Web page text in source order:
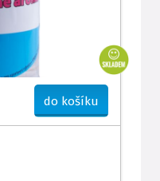
do košíku